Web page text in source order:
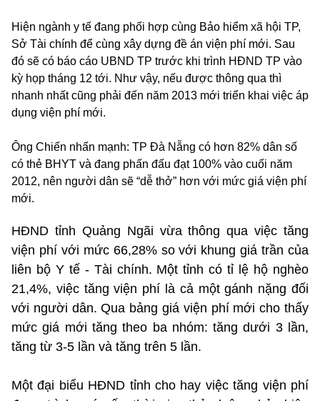
Hiện ngành y tế đang phối hợp cùng Bảo hiểm xã hội TP,
Sở Tài chính để cùng xây dựng đề án viện phí mới. Sau
đó sẽ có báo cáo UBND TP trước khi trình HĐND TP vào
kỳ họp tháng 12 tới. Như vậy, nếu được thông qua thì
nhanh nhất cũng phải đến năm 2013 mới triển khai việc áp
dụng viện phí mới.
Ông Chiến nhấn mạnh: TP Đà Nẵng có hơn 82% dân số
có thẻ BHYT và đang phấn đấu đạt 100% vào cuối năm
2012, nên người dân sẽ “dễ thở” hơn với mức giá viện phí
mới.
HĐND tỉnh Quảng Ngãi vừa thông qua việc tăng
viện phí với mức 66,28% so với khung giá trần của
liên bộ Y tế - Tài chính. Một tỉnh có tỉ lệ hộ nghèo
21,4%, việc tăng viện phí là cả một gánh nặng đối
với người dân. Qua bảng giá viện phí mới cho thấy
mức giá mới tăng theo ba nhóm: tăng dưới 3 lần,
tăng từ 3-5 lần và tăng trên 5 lần.
Một đại biểu HĐND tỉnh cho hay việc tăng viện phí